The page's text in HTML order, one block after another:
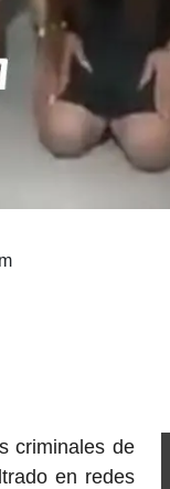
criminales de
en redes